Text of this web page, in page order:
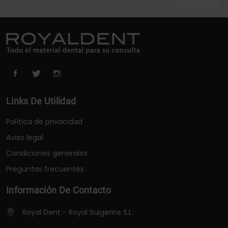
Links De Utilidad
Política de privacidad
Aviso legal
Condiciones generales
Preguntas frecuentes
Información De Contacto
Royal Dent - Royal Sulgerins S.L.